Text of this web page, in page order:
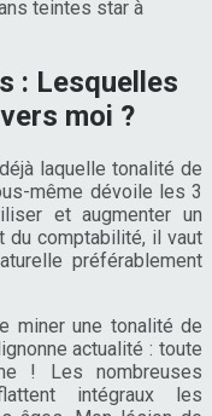
: Lesquelles
moi ?
laquelle tonalité de
même dévoile les 3
et augmenter un
du comptabilité, il vaut
préférablement
miner une tonalité de
actualité : toute
! Les nombreuses
intégraux les